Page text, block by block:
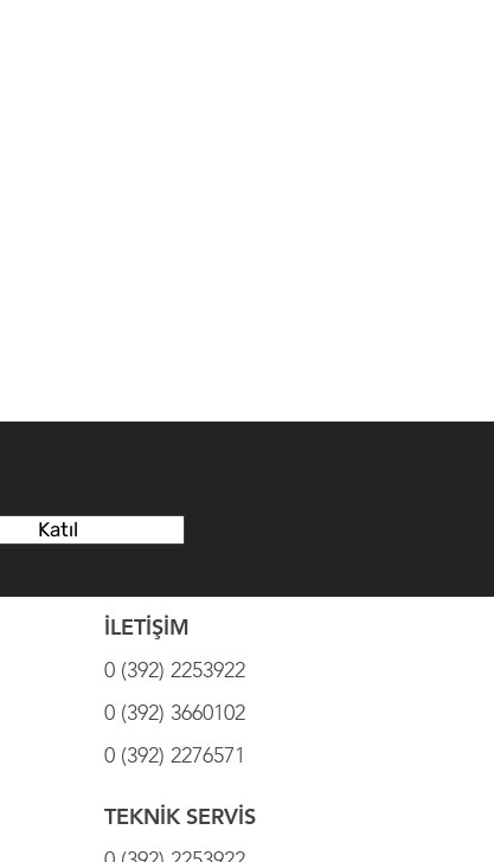
Katıl
İLETİŞİM
0 (392) 2253922
0 (392) 3660102
0 (392) 2276571
TEKNİK SERVİS